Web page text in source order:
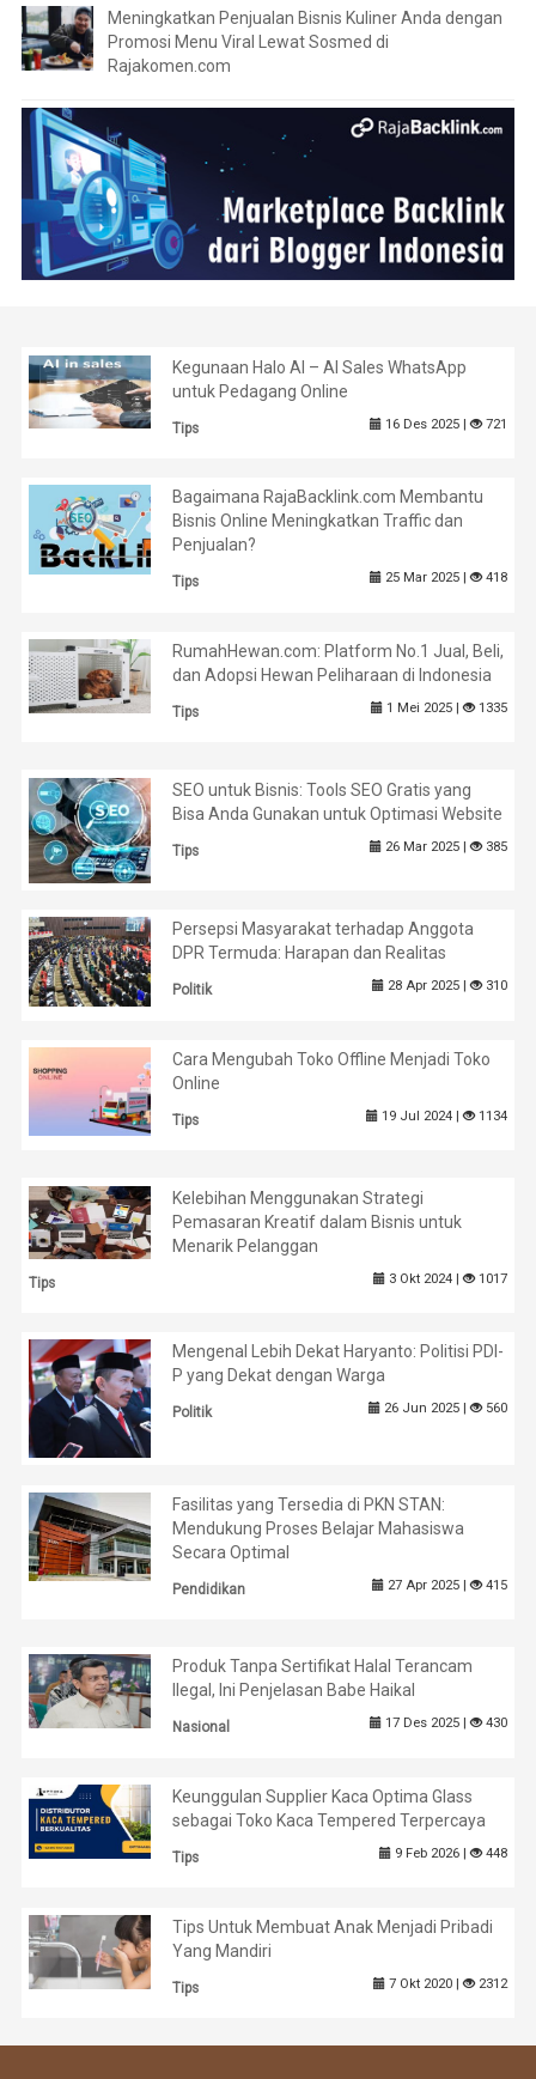
Meningkatkan Penjualan Bisnis Kuliner Anda dengan
Promosi Menu Viral Lewat Sosmed di
Rajakomen.com
Kegunaan Halo AI – AI Sales WhatsApp
untuk Pedagang Online
Tips 16 Des 2025 | 721
Bagaimana RajaBacklink.com Membantu
Bisnis Online Meningkatkan Traffic dan
Penjualan?
Tips 25 Mar 2025 | 418
RumahHewan.com: Platform No.1 Jual, Beli,
dan Adopsi Hewan Peliharaan di Indonesia
Tips 1 Mei 2025 | 1335
SEO untuk Bisnis: Tools SEO Gratis yang
Bisa Anda Gunakan untuk Optimasi Website
Tips 26 Mar 2025 | 385
Persepsi Masyarakat terhadap Anggota
DPR Termuda: Harapan dan Realitas
Politik 28 Apr 2025 | 310
Cara Mengubah Toko Offline Menjadi Toko
Online
Tips 19 Jul 2024 | 1134
Kelebihan Menggunakan Strategi
Pemasaran Kreatif dalam Bisnis untuk
Menarik Pelanggan
Tips 3 Okt 2024 | 1017
Mengenal Lebih Dekat Haryanto: Politisi PDI-
P yang Dekat dengan Warga
Politik 26 Jun 2025 | 560
Fasilitas yang Tersedia di PKN STAN:
Mendukung Proses Belajar Mahasiswa
Secara Optimal
Pendidikan 27 Apr 2025 | 415
Produk Tanpa Sertifikat Halal Terancam
Ilegal, Ini Penjelasan Babe Haikal
Nasional 17 Des 2025 | 430
Keunggulan Supplier Kaca Optima Glass
sebagai Toko Kaca Tempered Terpercaya
Tips 9 Feb 2026 | 448
Tips Untuk Membuat Anak Menjadi Pribadi
Yang Mandiri
Tips 7 Okt 2020 | 2312